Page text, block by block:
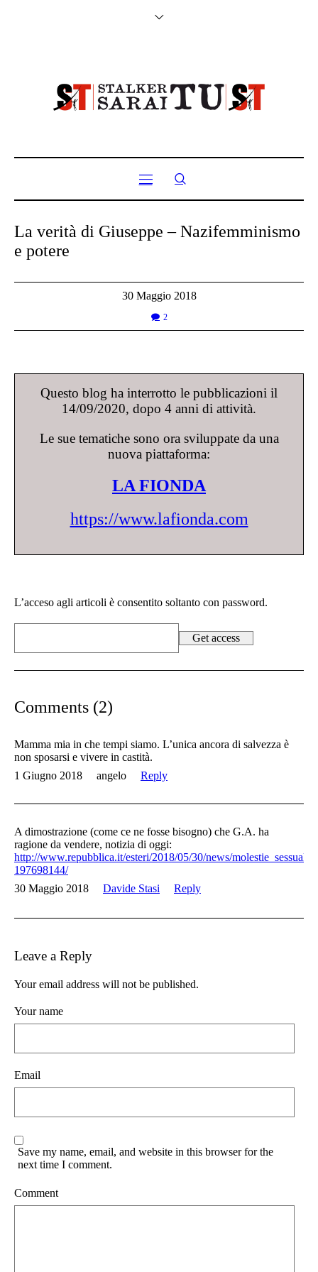
La verità di Giuseppe – Nazifemminismo
e potere
30 Maggio 2018
2
Questo blog ha interrotto le pubblicazioni il
14/09/2020, dopo 4 anni di attività.
Le sue tematiche sono ora sviluppate da una
nuova piattaforma:
LA FIONDA
https://www.lafionda.com
L’acceso agli articoli è consentito soltanto con password.
Comments (2)
Mamma mia in che tempi siamo. L’unica ancora di salvezza è
non sposarsi e vivere in castità.
1 Giugno 2018
angelo Reply
A dimostrazione (come ce ne fosse bisogno) che G.A. ha
ragione da vendere, notizia di oggi:
http://www.repubblica.it/esteri/2018/05/30/news/
197698144/
30 Maggio 2018
Davide Stasi Reply
Leave a Reply
Your email address will not be published.
Your name
Email
Save my name, email, and website in this browser for the
next time I comment.
Comment